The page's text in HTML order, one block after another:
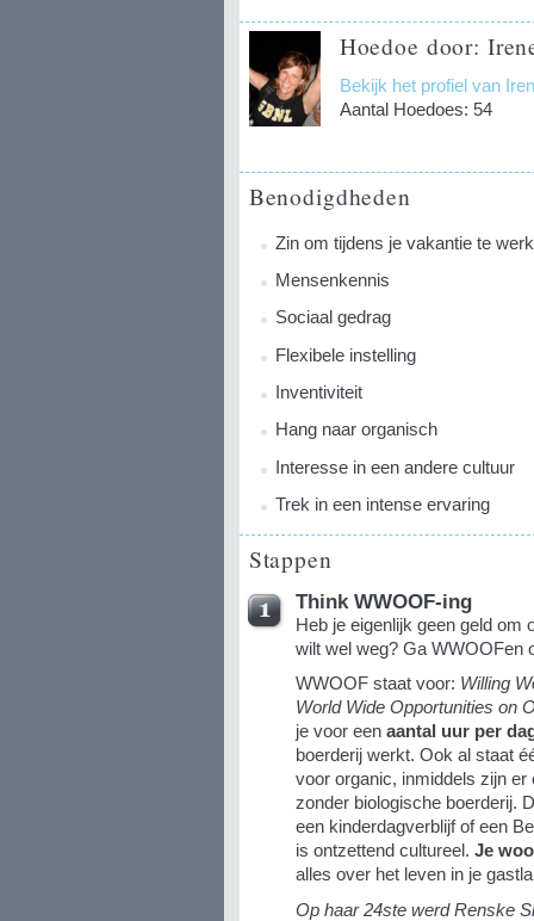
Hoedoe door:
Bekijk het profiel van
Aantal Hoedoes: 54
Benodigdheden
Zin om tijdens je vakantie te
Mensenkennis
Sociaal gedrag
Flexibele instelling
Inventiviteit
Hang naar organisch
Interesse in een andere cultuur
Trek in een intense ervaring
Stappen
Think WWOOF-ing
Heb je eigenlijk geen geld om
wilt wel weg? Ga WWOOFen
WWOOF staat voor: Willing
World Wide Opportunities on
je voor een aantal uur per
boerderij werkt. Ook al staat
voor organic, inmiddels zijn
zonder biologische boerderij.
een kinderdagverblijf of een
is ontzettend cultureel. Je
alles over het leven in je
Op haar 24ste werd Renske